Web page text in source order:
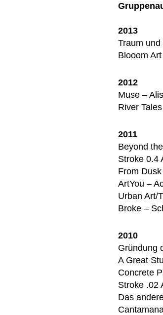
2013
Traum
Blooom
2012
Muse –
River
2011
Beyond
Stroke 0.4
From
ArtYou –
Urban Art/
Broke –
2010
Gründung
A Great
Concrete
Stroke .02
Das